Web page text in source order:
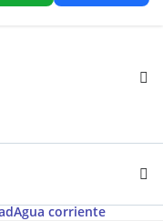
Agua corriente